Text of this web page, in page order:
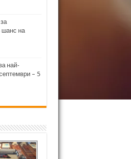
шанс на
най-
– 5